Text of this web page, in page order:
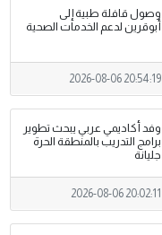
وصول قافلة طبية إلى
أبوقرين لدعم الخدمات الصحية
2026-08-06 20:54:19
وفد أكاديمي عربي يبحث تطوير
برامج التدريب بالمنطقة الحرة
جليانة
2026-08-06 20:02:11